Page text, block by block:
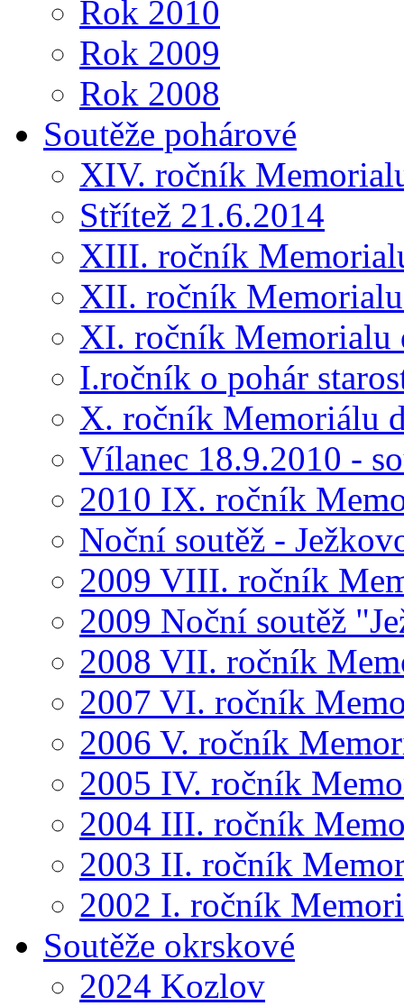
Rok 2010
Rok 2009
Rok 2008
Soutěže pohárové
XIV. ročník
Střítež 21.6.2014
XIII. ročník
XII. ročník
XI. ročník Memorialu
I.ročník o pohár
X. ročník Memoriálu
Vílanec 18.9.2010 -
2010 IX. ročník
Noční soutěž -
2009 VIII. ročník
2009 Noční soutěž
2008 VII. ročník
2007 VI. ročník
2006 V. ročník
2005 IV. ročník
2004 III. ročník
2003 II. ročník
2002 I. ročník
Soutěže okrskové
2024 Kozlov